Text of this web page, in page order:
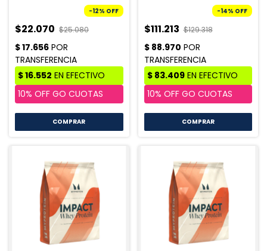
-12% OFF
$22.070 $25.080
-14% OFF
$111.213 $129.318
COMPRAR